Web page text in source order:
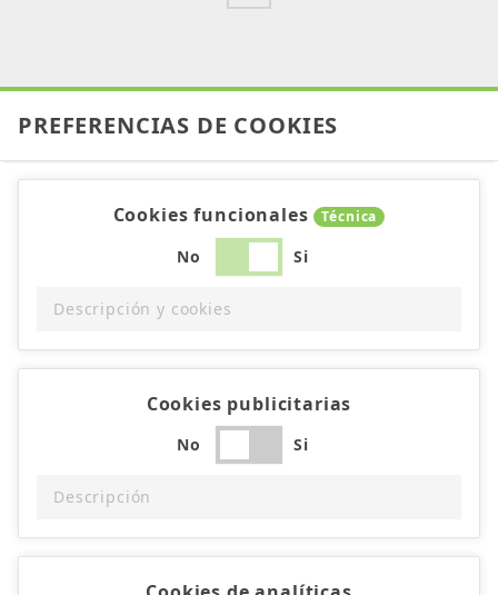
PREFERENCIAS DE COOKIES
Cookies funcionales Técnica
No Si
Descripción y cookies
Cookies publicitarias
No Si
Descripción